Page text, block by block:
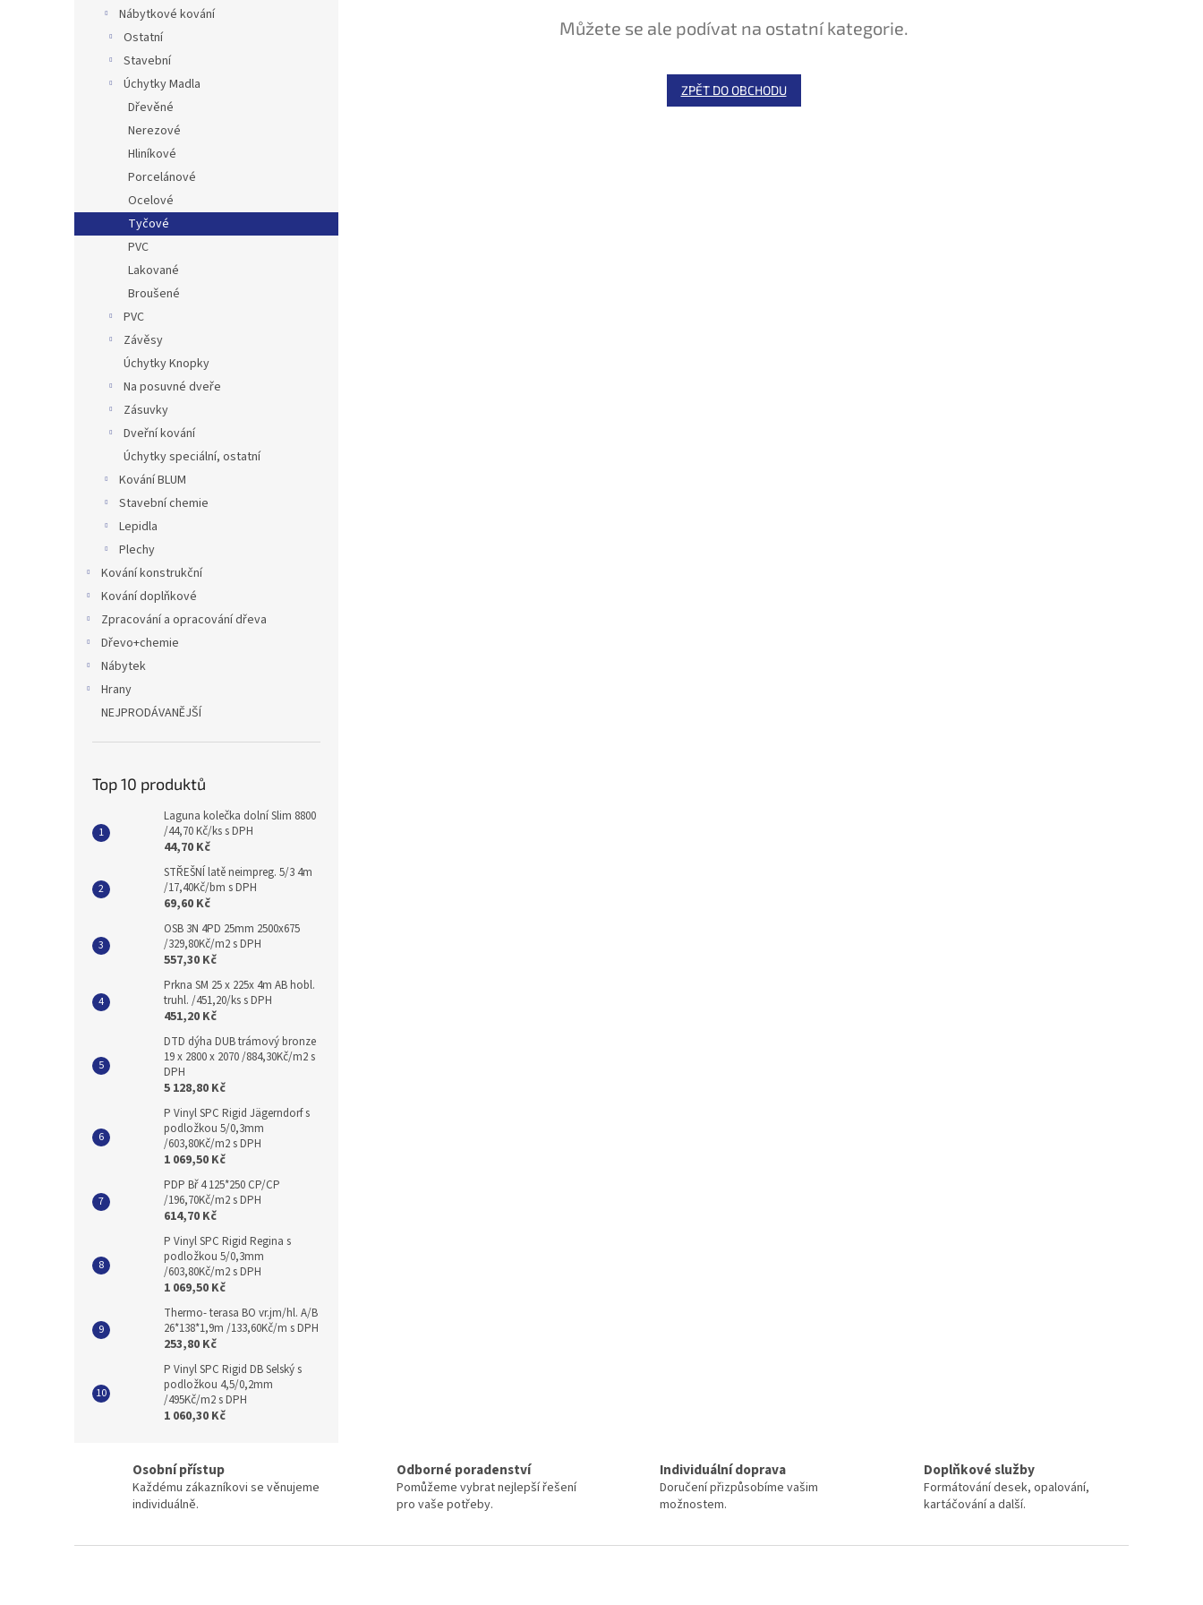
Nábytkové kování
Ostatní
Stavební
Úchytky Madla
Dřevěné
Nerezové
Hliníkové
Porcelánové
Ocelové
Tyčové
PVC
Lakované
Broušené
PVC
Závěsy
Úchytky Knopky
Na posuvné dveře
Zásuvky
Dveřní kování
Úchytky speciální, ostatní
Kování BLUM
Stavební chemie
Lepidla
Plechy
Kování konstrukční
Kování doplňkové
Zpracování a opracování dřeva
Dřevo+chemie
Nábytek
Hrany
NEJPRODÁVANĚJŠÍ
Top 10 produktů
Laguna kolečka dolní Slim 8800
/44,70 Kč/ks s DPH
44,70 Kč
STŘEŠNÍ latě neimpreg. 5/3 4m
/17,40Kč/bm s DPH
69,60 Kč
OSB 3N 4PD 25mm 2500x675
/329,80Kč/m2 s DPH
557,30 Kč
Prkna SM 25 x 225x 4m AB hobl.
truhl. /451,20/ks s DPH
451,20 Kč
DTD dýha DUB trámový bronze
19 x 2800 x 2070 /884,30Kč/m2 s
DPH
5 128,80 Kč
P Vinyl SPC Rigid Jägerndorf s
podložkou 5/0,3mm
/603,80Kč/m2 s DPH
1 069,50 Kč
PDP Bř 4 125*250 CP/CP
/196,70Kč/m2 s DPH
614,70 Kč
P Vinyl SPC Rigid Regina s
podložkou 5/0,3mm
/603,80Kč/m2 s DPH
1 069,50 Kč
Thermo- terasa BO vr.jm/hl. A/B
26*138*1,9m /133,60Kč/m s DPH
253,80 Kč
P Vinyl SPC Rigid DB Selský s
podložkou 4,5/0,2mm
/495Kč/m2 s DPH
1 060,30 Kč
Můžete se ale podívat na ostatní kategorie.
ZPĚT DO OBCHODU
Osobní přístup
Každému zákazníkovi se věnujeme
individuálně.
Odborné poradenství
Pomůžeme vybrat nejlepší řešení
pro vaše potřeby.
Individuální doprava
Doručení přizpůsobíme vašim
možnostem.
Doplňkové služby
Formátování desek, opalování,
kartáčování a další.